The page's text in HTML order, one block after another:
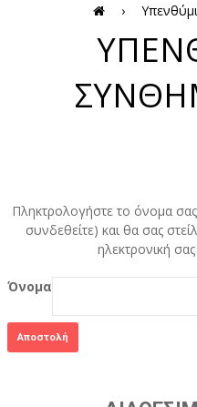
›
Πληκτρολογήστε το όνομα
συνδεθείτε) και θα σας
ηλεκτρονική
Όνομα
Αποστολή